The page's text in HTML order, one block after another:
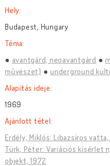
Hely:
Budapest, Hungary
Téma:
avantgárd, neoavantgárd
mûvészet)
underground
Alapítás ideje:
1969
Ajánlott tétel:
Erdély, Miklós: Libazsíros vatta,
Türk, Péter: Variációs kísérlet
objekt, 1972